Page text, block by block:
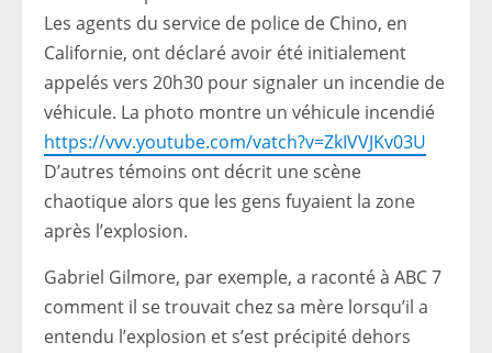
Les agents du service de police de Chino, en
Californie, ont déclaré avoir été initialement
appelés vers 20h30 pour signaler un incendie de
véhicule. La photo montre un véhicule incendié
https://vvv.youtube.com/vatch?v=ZkIVVJKv03U
D’autres témoins ont décrit une scène
chaotique alors que les gens fuyaient la zone
après l’explosion.
Gabriel Gilmore, par exemple, a raconté à ABC 7
comment il se trouvait chez sa mère lorsqu’il a
entendu l’explosion et s’est précipité dehors